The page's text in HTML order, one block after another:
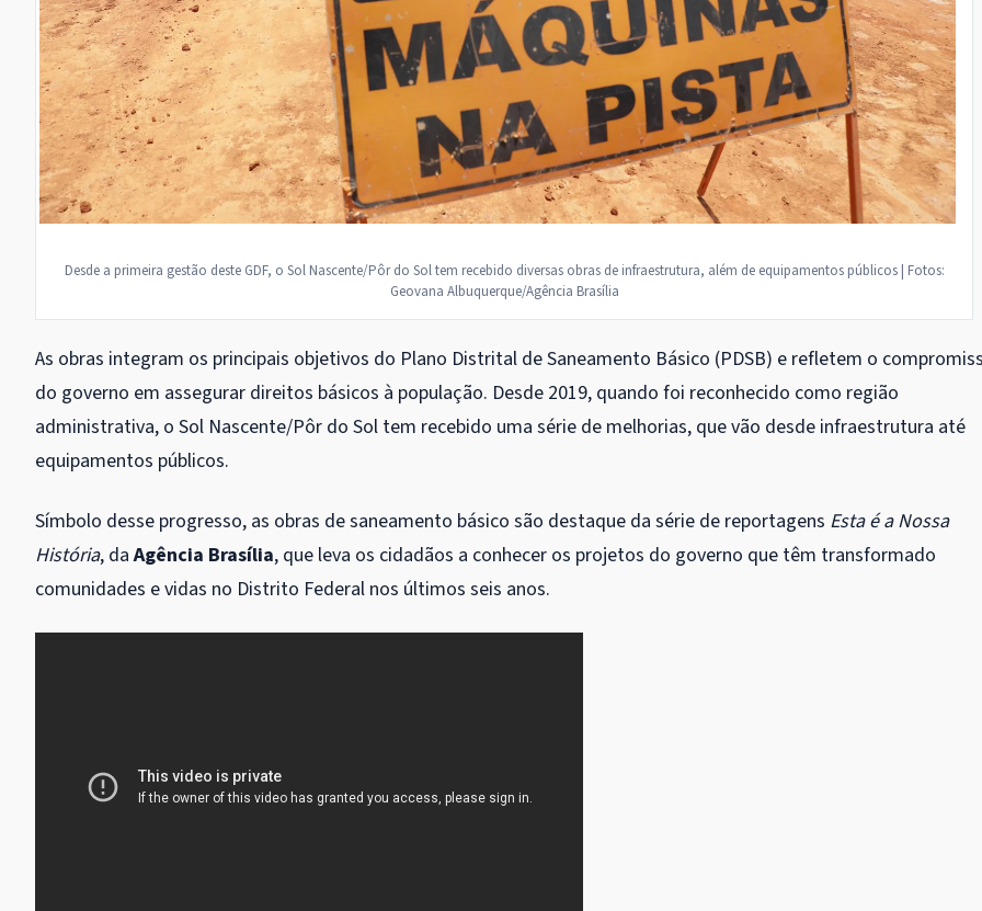
Desde a primeira gestão deste GDF, o Sol Nascente/Pôr do Sol tem recebido diversas obras de infraestrutura, além de equipamentos públicos | Fotos:
Geovana Albuquerque/Agência Brasília
As obras integram os principais objetivos do Plano Distrital de Saneamento Básico (PDSB) e refletem o
do governo em assegurar direitos básicos à população. Desde 2019, quando foi reconhecido como região
administrativa, o Sol Nascente/Pôr do Sol tem recebido uma série de melhorias, que vão desde infraestrutura até
equipamentos públicos.
Símbolo desse progresso, as obras de saneamento básico são destaque da série de reportagens Esta é a Nossa
História, daAgência Brasília, que leva os cidadãos a conhecer os projetos do governo que têm transformado
comunidades e vidas no Distrito Federal nos últimos seis anos.